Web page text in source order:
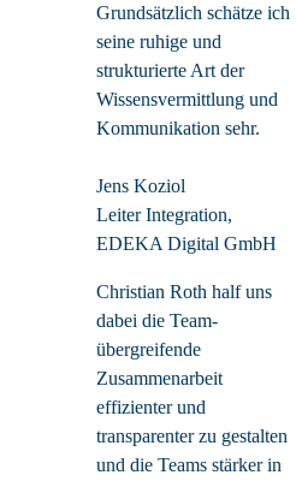
Grundsätzlich schätze ich
seine ruhige und
strukturierte Art der
Wissensvermittlung und
Kommunikation sehr.
Jens Koziol
Leiter Integration,
EDEKA Digital GmbH
Christian Roth half uns
dabei die Team-
übergreifende
Zusammenarbeit
effizienter und
transparenter zu gestalten
und die Teams stärker in